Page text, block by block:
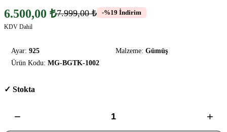
6.500,00 ₺7.999,00 ₺ -%19 İndirim
KDV Dahil
Ayar: 925 Malzeme: Gümüş
Ürün Kodu: MG-BGTK-1002
✓ Stokta
− +